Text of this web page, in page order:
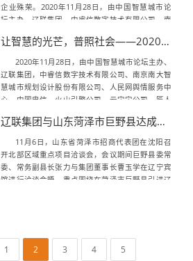
企业殊荣。2020年11月28日，由中国智慧城市论
坛主办，辽联集团、中睿信数字技术有限公司、南
情服务中心、中国电信、火...
让智慧的光芒，普照社会——2020年首届中国智慧县域投资运营大会
2020年11月28日，由中国智慧城市论坛主办、
辽联集团，中睿信数字技术有限公司、南京南大智
慧城市规划设计股份有限公司、人民网舆情服务中
心、中国电信、火山引擎公司、云宝宝公司、匠人
达、卓尔信科、烽火科技等全国各地...
辽联集团与山东菏泽市巨野县达成智慧生态产业项目合作意向
11月6日，山东省菏泽市招商代表团在沈阳召
开北部区域重点项目洽谈会，会议期间巨野县委常
委、常务副县长张力与集团董事长曹玉学在辽宁宾
馆进行洽谈会晤，重点围绕在菏泽市巨野县引进辽
1 2 3 4 5